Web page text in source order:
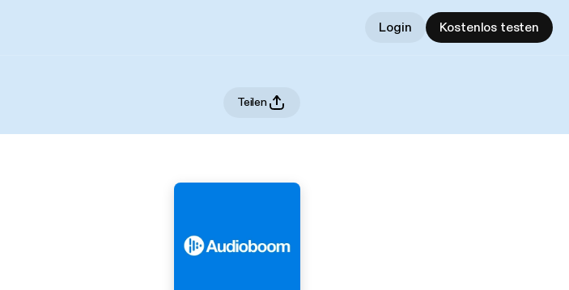
Login Kostenlos testen
Teilen